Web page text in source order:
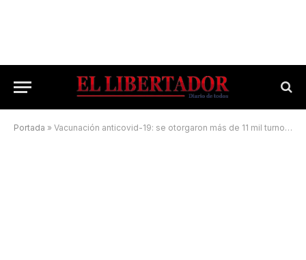
Portada » Vacunación anticovid-19: se otorgaron más de 11 mil turnos a personas de 40 a 45 años